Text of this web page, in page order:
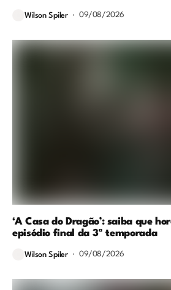
Wilson Spiler 09/08/2026
‘A Casa do Dragão’: saiba que
episódio final da 3ª temporada
Wilson Spiler 09/08/2026